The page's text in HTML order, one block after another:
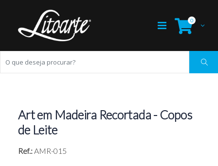
0
Art em Madeira Recortada - Copos
de Leite
Ref.:AMR-015